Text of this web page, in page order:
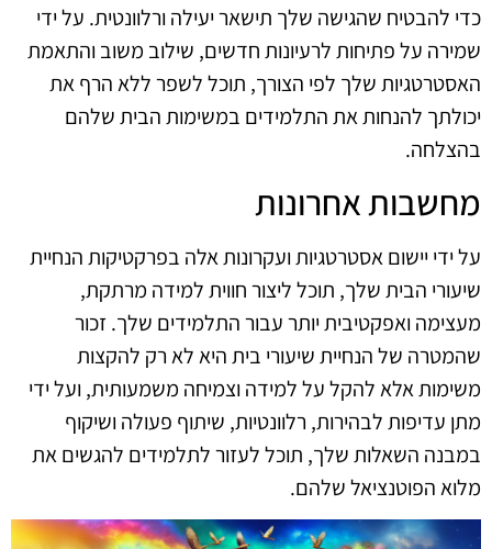
כדי להבטיח שהגישה שלך תישאר יעילה ורלוונטית. על ידי
שמירה על פתיחות לרעיונות חדשים, שילוב משוב והתאמת
האסטרטגיות שלך לפי הצורך, תוכל לשפר ללא הרף את
יכולתך להנחות את התלמידים במשימות הבית שלהם
בהצלחה.
מחשבות אחרונות
על ידי יישום אסטרטגיות ועקרונות אלה בפרקטיקות הנחיית
שיעורי הבית שלך, תוכל ליצור חווית למידה מרתקת,
מעצימה ואפקטיבית יותר עבור התלמידים שלך. זכור
שהמטרה של הנחיית שיעורי בית היא לא רק להקצות
משימות אלא להקל על למידה וצמיחה משמעותית, ועל ידי
מתן עדיפות לבהירות, רלוונטיות, שיתוף פעולה ושיקוף
במבנה השאלות שלך, תוכל לעזור לתלמידים להגשים את
מלוא הפוטנציאל שלהם.